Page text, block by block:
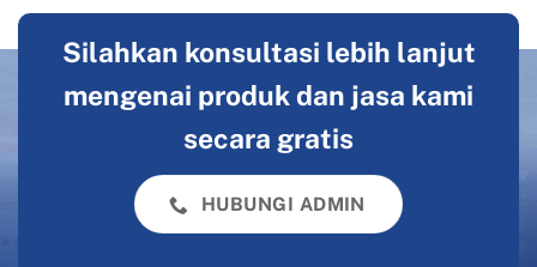
Silahkan konsultasi lebih lanjut
mengenai produk dan jasa kami
secara gratis
HUBUNGI ADMIN